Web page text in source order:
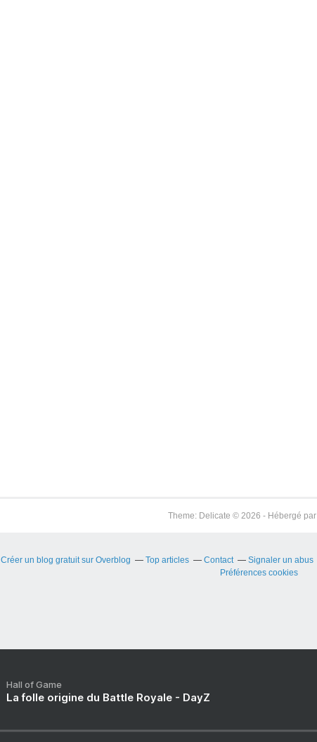
Theme: Delicate © 2026 - Hébergé par
Créer un blog gratuit sur Overblog Top articles Contact Signaler un abus
Préférences cookies
Hall of Game
La folle origine du Battle Royale - DayZ